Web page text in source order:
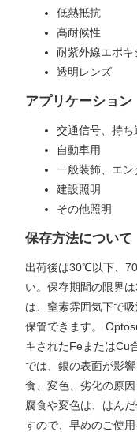
低熱抵抗
高耐候性
耐紫外線エポキ
透明レンズ
アプリケーション
交通信号、持ち
自動車用
一般装飾、エン
建設照明
その他照明
保存方法について
出荷後は30℃以下、
い。保存期間の限界
は、窒素雰囲気下で
保管できます。
キされたFeまたはCu
では、銀の表面が影
食、変色、劣化の原
腐食や変色は、はん
すので、早めのご使